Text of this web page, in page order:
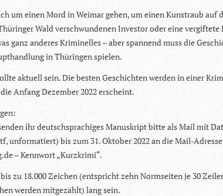
um einen Mord in Wei­mar gehen, um einen Kunst­raub auf
Wald ver­schwun­de­nen Inves­tor oder eine
ganz ande­res Kri­mi­nel­les – aber span­nend muss die
in Thü­rin­gen spielen.
aktu­ell sein. Die bes­ten Geschich­ten wer­den in einer
Anfang Dezem­ber 2022 erscheint.
ihr deutsch­spra­chi­ges Manu­skript bitte als Mail mit
unfor­ma­tiert) bis zum 31. Okto­ber 2022 an die Mail-Adresse
– Kenn­wort „Kurz­krimi“.
zu 18.000 Zei­chen (ent­spricht zehn Norm­sei­ten je 30
wer­den mit­ge­zählt) lang sein.